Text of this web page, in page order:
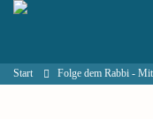
Start Folge dem Rabbi -